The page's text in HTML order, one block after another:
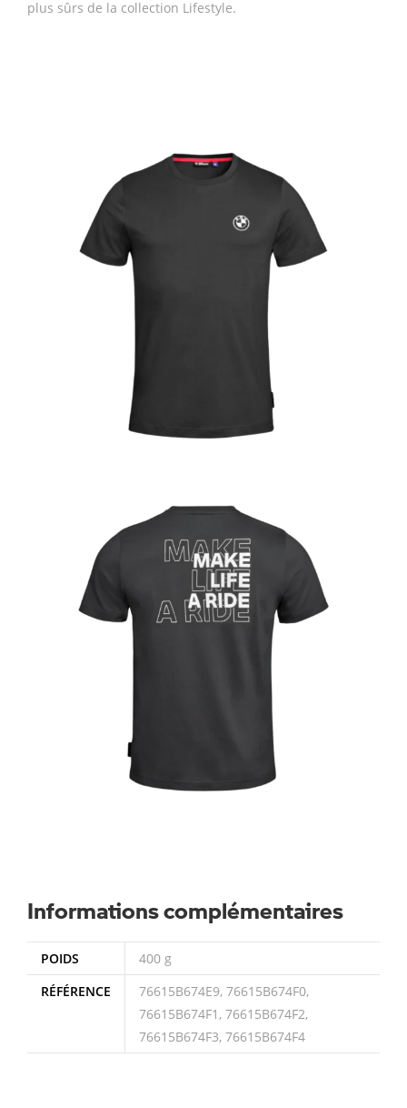
plus sûrs de la collection Lifestyle.
Informations complémentaires
POIDS
400 g
RÉFÉRENCE
76615B674E9, 76615B674F0,
76615B674F1, 76615B674F2,
76615B674F3, 76615B674F4